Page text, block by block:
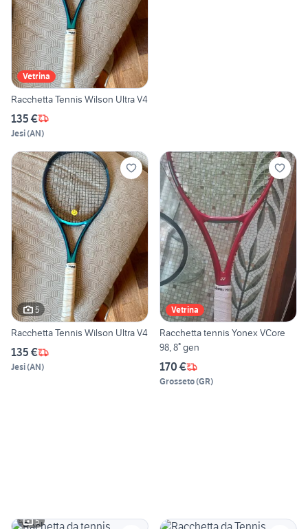
Vetrina
Racchetta Tennis Wilson Ultra V4
135 €
Jesi(AN)
5
Racchetta Tennis Wilson Ultra V4
135 €
Jesi(AN)
Vetrina
Racchetta tennis Yonex VCore
98, 8° gen
170 €
Grosseto(GR)
5